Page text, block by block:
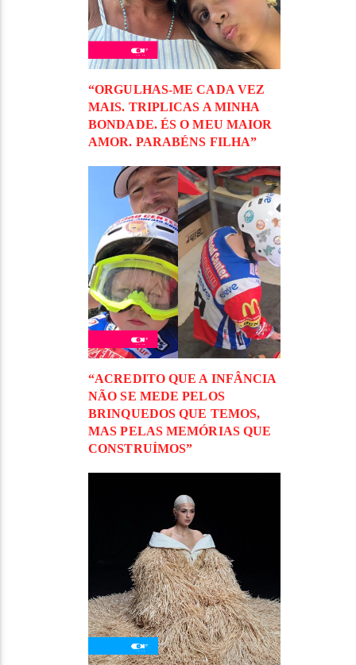
“ORGULHAS-ME CADA VEZ
MAIS. TRIPLICAS A MINHA
BONDADE. ÉS O MEU MAIOR
AMOR. PARABÉNS FILHA”
“ACREDITO QUE A INFÂNCIA
NÃO SE MEDE PELOS
BRINQUEDOS QUE TEMOS,
MAS PELAS MEMÓRIAS QUE
CONSTRUÍMOS”